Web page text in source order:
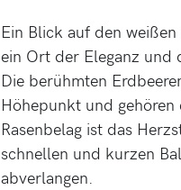
Ein Blick auf den
ein Ort der Eleganz und
Die berühmten
Höhepunkt und
Rasenbelag ist das
schnellen und kurzen
abverlangen.